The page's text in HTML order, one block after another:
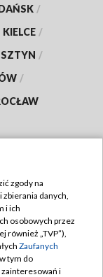
/
KIELCE /
/
/
zgody na
danych,
i ich
osobowych przez
również „TVP”),
Zaufanych
tym do
i